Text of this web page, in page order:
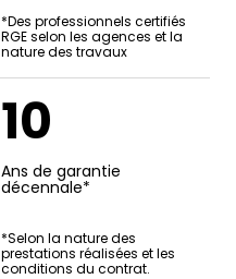
*Des professionnels certifiés
RGE selon les agences et la
nature des travaux
10
Ans de garantie
décennale*
*Selon la nature des
prestations réalisées et les
conditions du contrat.